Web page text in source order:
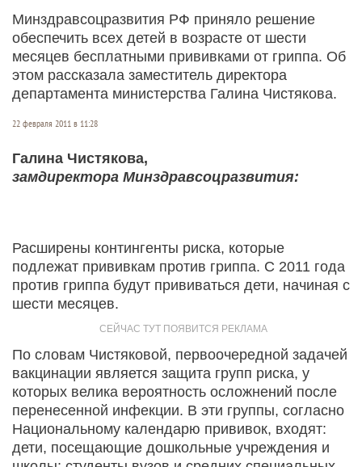
Минздравсоцразвития РФ приняло решение
обеспечить всех детей в возрасте от шести
месяцев бесплатными прививками от гриппа. Об
этом рассказала заместитель директора
департамента министерства Галина Чистякова.
22 февраля 2011 в 11:28
Галина Чистякова,
замдиректора Минздравсоцразвития:
Расширены контингенты риска, которые
подлежат прививкам против гриппа. С 2011 года
против гриппа будут прививаться дети, начиная с
шести месяцев.
По словам Чистяковой, первоочередной задачей
вакцинации является защита групп риска, у
которых велика вероятность осложнений после
перенесенной инфекции. В эти группы, согласно
Национальному календарю прививок, входят:
дети, посещающие дошкольные учреждения и